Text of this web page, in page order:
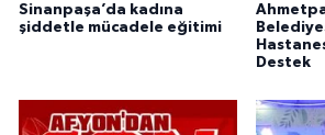
Sinanpaşa’da kadına
şiddetle mücadele eğitimi
Destek